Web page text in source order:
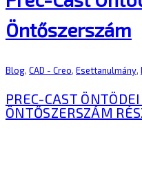
Öntőszerszám
Blog, CAD - Creo, Esettanulmány,
PREC-CAST
ÖNTŐSZERSZÁM